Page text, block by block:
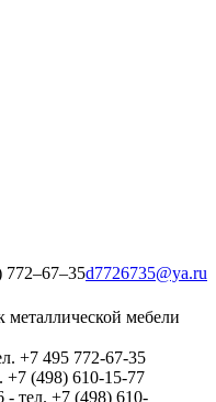
d7726735@ya.ru
металлической мебели
+7 495 772-67-35
+7 (498) 610-15-77
тел. +7 (498) 610-